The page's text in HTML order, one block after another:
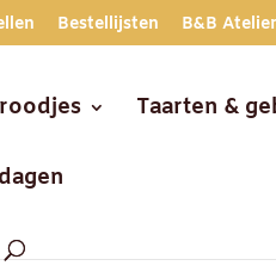
Bestellijsten B&B
Taarten &